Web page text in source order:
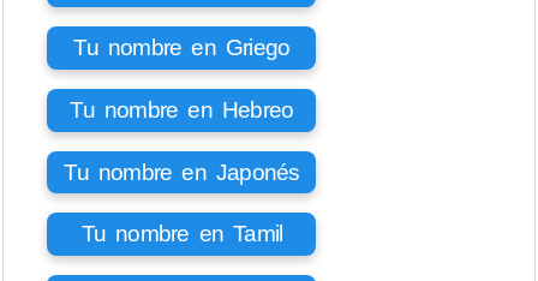
Tu nombre en Griego
Tu nombre en Hebreo
Tu nombre en Japonés
Tu nombre en Tamil